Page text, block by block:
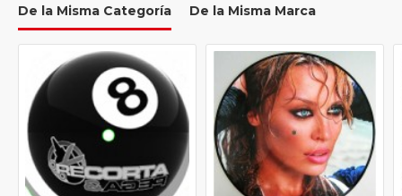
De la Misma Categoría De la Misma Marca